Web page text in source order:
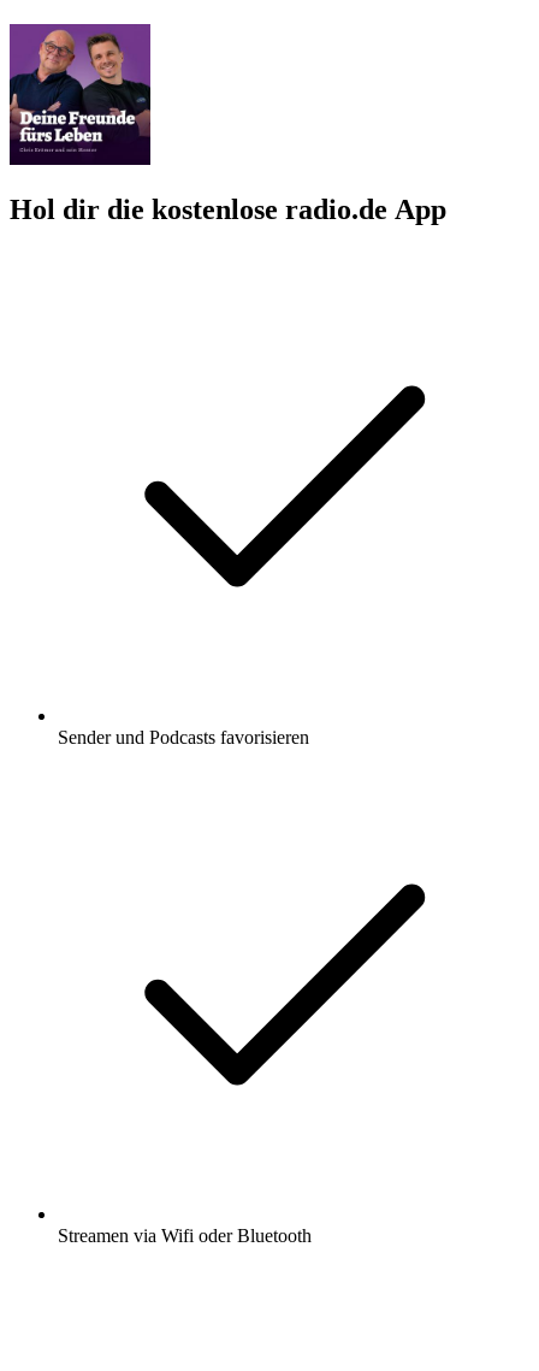
Hol dir die kostenlose radio.de App
Sender und Podcasts favorisieren
Streamen via Wifi oder Bluetooth